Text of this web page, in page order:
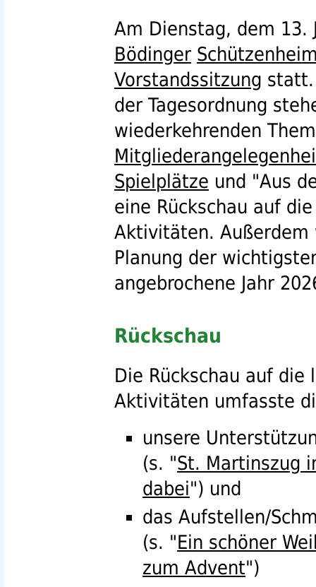
Am Dienstag, dem 13.
Bödinger
Vorstandssitzung statt.
der Tagesordnung
wiederkehrenden
Spielplätze und "Aus
eine Rückschau auf
Aktivitäten.
Planung der
angebrochene Jahr
Rückschau
Die Rückschau auf
Aktivitäten umfasste
unsere
(s. "St. Martinszug
dabei") und
das Aufstellen/
(s. "Ein schöner
zum Advent")